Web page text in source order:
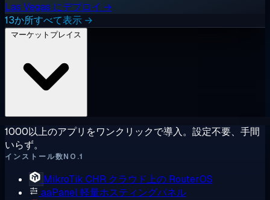
Las Vegas にデプロイ →
13か所すべて表示 →
1000以上のアプリをワンクリックで導入。設定不要、手間
いらず。
インストール数NO.1
MikroTik CHR クラウド上の RouterOS
aaPanel軽量ホスティングパネル